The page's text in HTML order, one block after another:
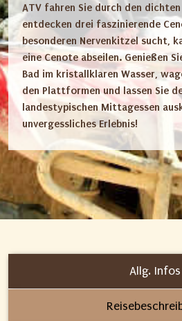
ATV fahren Sie durch den
entdecken drei faszinierende
besonderen Nervenkitzel sucht,
eine Cenote abseilen. Genießen
Bad im kristallklaren Wasser,
den Plattformen und lassen Sie
landestypischen Mittagessen
unvergessliches Erlebnis!
Allg. Infos